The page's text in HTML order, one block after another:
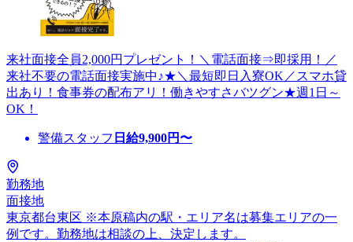
来社面接全員2,000円プレゼント！＼電話面接⇒即採用！／
来社不要の電話面接実施中♪★＼最短即日入寮OK／スマホ貸
出あり！食事券の配布アリ！働きやすさバツグン★週1日～
OK！
警備スタッフ 日給9,900円〜
勤務地
面接地
東京都台東区 ※本原稿内の駅・エリア名は募集エリアの一
例です。勤務地は相談の上、決定します。